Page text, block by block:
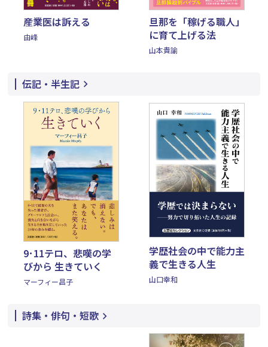
産業医は訴える
由峰
旦那を「稼げる職人」
に育て上げる法
山本貴諭
伝記・半生記
9･11テロ、悲嘆の学
びから 生きていく
マーフィー昌子
学歴社会の中で能力主
義で生きる人生
山口幸和
詩集・俳句・短歌